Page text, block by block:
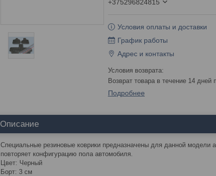
+375296824815
Условия оплаты и доставки
График работы
Адрес и контакты
возврат товара в течение 14 дней
Подробнее
Описание
Специальные резиновые коврики предназначены для данной модели
повторяет конфигурацию пола автомобиля.
Цвет: Черный
Борт: 3 см